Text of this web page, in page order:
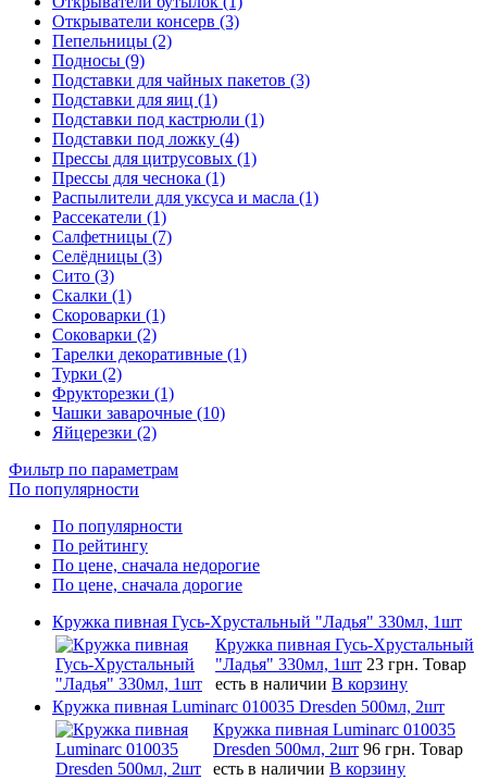
Открыватели консерв (3)
Пепельницы (2)
Подносы (9)
Подставки для чайных пакетов (3)
Подставки для яиц (1)
Подставки под кастрюли (1)
Подставки под ложку (4)
Прессы для цитрусовых (1)
Прессы для чеснока (1)
Распылители для уксуса и масла (1)
Рассекатели (1)
Салфетницы (7)
Селёдницы (3)
Сито (3)
Скалки (1)
Скороварки (1)
Соковарки (2)
Тарелки декоративные (1)
Турки (2)
Фрукторезки (1)
Чашки заварочные (10)
Яйцерезки (2)
Фильтр по параметрам
По популярности
По популярности
По рейтингу
По цене, сначала недорогие
По цене, сначала дорогие
Кружка пивная Гусь-Хрустальный "Ладья" 330мл, 1шт
Кружка пивная Гусь-Хрустальный
"Ладья" 330мл, 1шт 23 грн. Товар
есть в наличии В корзину
Кружка пивная Luminarc 010035 Dresden 500мл, 2шт
Кружка пивная Luminarc 010035
Dresden 500мл, 2шт 96 грн. Товар
есть в наличии В корзину